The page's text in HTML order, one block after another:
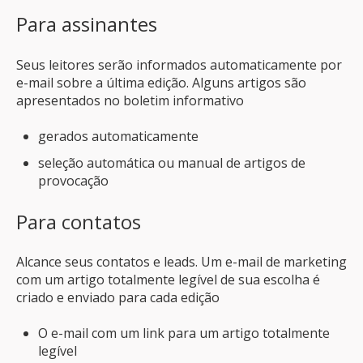
Para assinantes
Seus leitores serão informados automaticamente por
e-mail sobre a última edição. Alguns artigos são
apresentados no boletim informativo
gerados automaticamente
seleção automática ou manual de artigos de
provocação
Para contatos
Alcance seus contatos e leads. Um e-mail de marketing
com um artigo totalmente legível de sua escolha é
criado e enviado para cada edição
O e-mail com um link para um artigo totalmente
legível